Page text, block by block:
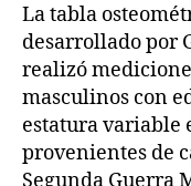
La tabla
desarrollado por
realizó
masculinos con
estatura variable
provenientes de
Segunda Guerra